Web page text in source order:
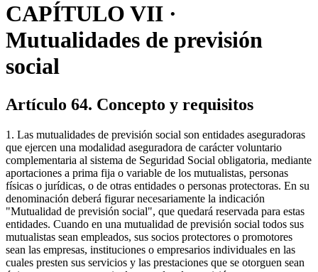
CAPÍTULO VII ·
Mutualidades de previsión
social
Artículo 64. Concepto y requisitos
1. Las mutualidades de previsión social son entidades aseguradoras
que ejercen una modalidad aseguradora de carácter voluntario
complementaria al sistema de Seguridad Social obligatoria, mediante
aportaciones a prima fija o variable de los mutualistas, personas
físicas o jurídicas, o de otras entidades o personas protectoras. En su
denominación deberá figurar necesariamente la indicación
"Mutualidad de previsión social", que quedará reservada para estas
entidades. Cuando en una mutualidad de previsión social todos sus
mutualistas sean empleados, sus socios protectores o promotores
sean las empresas, instituciones o empresarios individuales en las
cuales presten sus servicios y las prestaciones que se otorguen sean